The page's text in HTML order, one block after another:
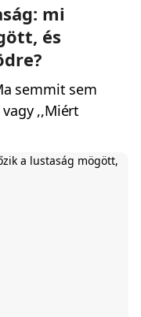
mi
és
semmit sem
,,Miért